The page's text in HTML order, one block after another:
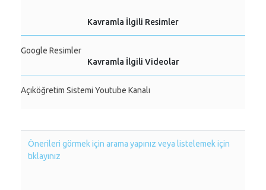
Kavramla İlgili Resimler
Google Resimler
Kavramla İlgili Videolar
Açıköğretim Sistemi Youtube Kanalı
Önerileri görmek için arama yapınız veya listelemek için
tıklayınız